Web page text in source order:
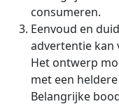
consumeren.
Eenvoud en
advertentie kan
Het ontwerp
met een
Belangrijke